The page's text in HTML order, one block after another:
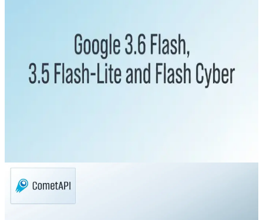
Hoppe over Gemini 3.5 Pro? Google
3.6 Flash, 3.5 Flash-Lite & Flash
Cyber forklart